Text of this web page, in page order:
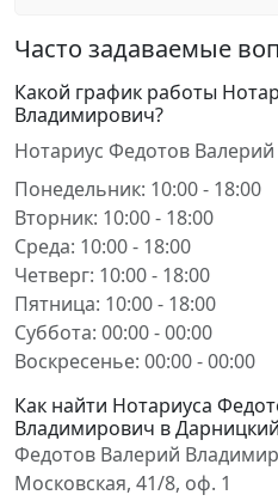
Часто задаваемые
Какой график работы
Владимирович?
Нотариус Федотов
Понедельник: 10:00 - 18:00
Вторник: 10:00 - 18:00
Среда: 10:00 - 18:00
Четверг: 10:00 - 18:00
Пятница: 10:00 - 18:00
Суббота: 00:00 - 00:00
Воскресенье: 00:00 - 00:00
Как найти Нотариуса
Владимирович в
Федотов Валерий
Московская, 41/8, оф. 1